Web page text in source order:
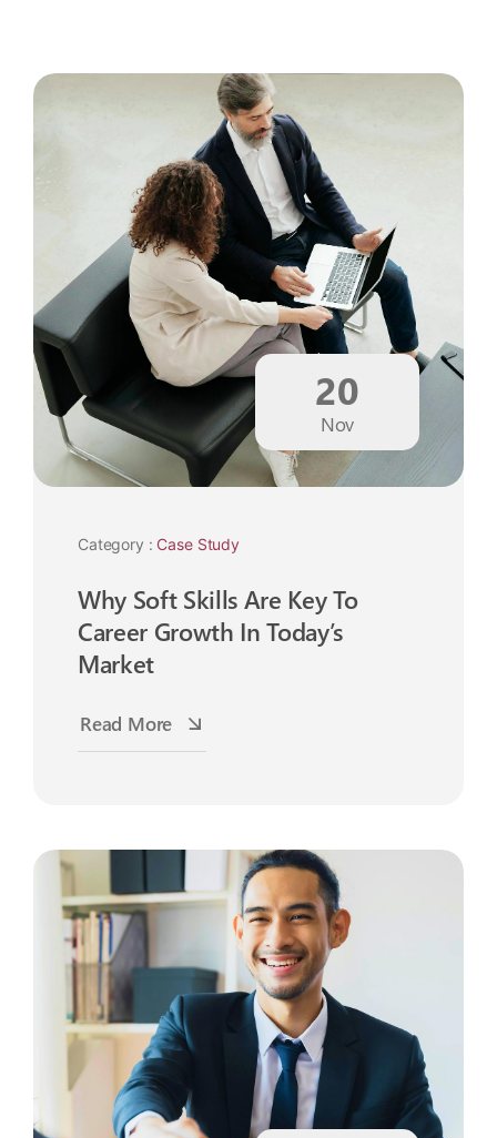
20
Nov
Category : Case Study
Why Soft Skills Are Key To
Career Growth In Today’s
Market
Read More